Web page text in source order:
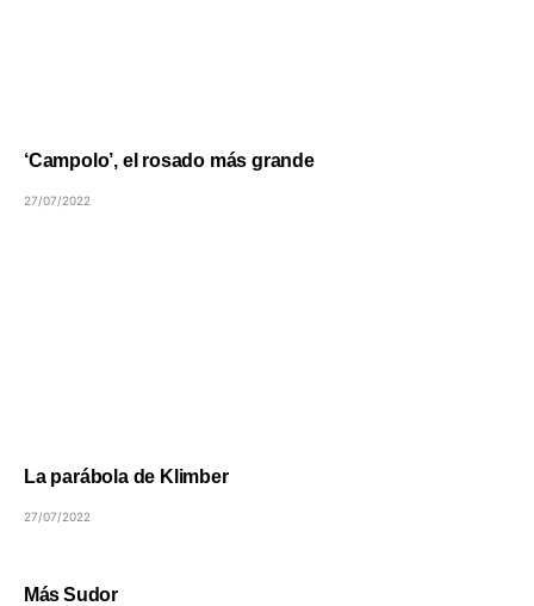
‘Campolo’, el rosado más grande
27/07/2022
La parábola de Klimber
27/07/2022
Más Sudor